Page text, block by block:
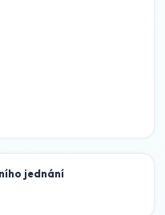
jednání